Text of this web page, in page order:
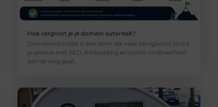
Hoe vergroot je je domein autoriteit?
Domeinautoriteit is een term die vaak terugkomt zodra
je serieus met SEO, linkbuilding en online vindbaarheid
aan de slag gaat.